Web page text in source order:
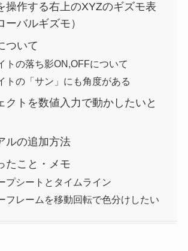
操作する右上のXYZのギズモ表
ーバルギズモ）
ついて
トの落ち影ON,OFFについて
トの「サン」にも角度がある
クトを数値入力で動かしたいと
ルの追加方法
たこと・メモ
プシートとタイムライン
フレームを移動回転で色分けしたい